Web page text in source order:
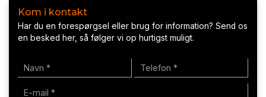
Kom i kontakt
Har du en forespørgsel eller brug for information? Send os
en besked her, så følger vi op hurtigst muligt.